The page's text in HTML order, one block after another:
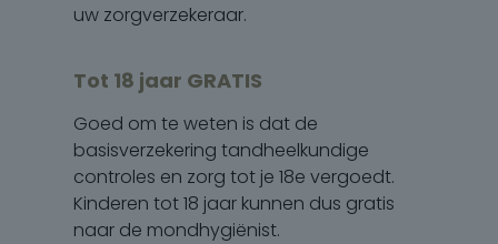
uw zorgverzekeraar.
Tot 18 jaar GRATIS
Goed om te weten is dat de
basisverzekering tandheelkundige
controles en zorg tot je 18e vergoedt.
Kinderen tot 18 jaar kunnen dus gratis
naar de mondhygiënist.